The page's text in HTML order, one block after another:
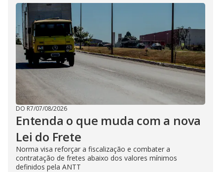
DO R7/07/08/2026
Entenda o que muda com a nova
Lei do Frete
Norma visa reforçar a fiscalização e combater a
contratação de fretes abaixo dos valores mínimos
definidos pela ANTT